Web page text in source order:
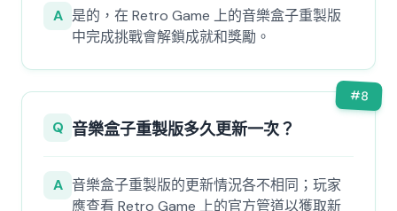
A 是的，在 Retro Game 上的音樂盒子重製版
中完成挑戰會解鎖成就和獎勵。
#8
Q 音樂盒子重製版多久更新一次？
A 音樂盒子重製版的更新情況各不相同；玩家
應查看 Retro Game 上的官方管道以獲取新